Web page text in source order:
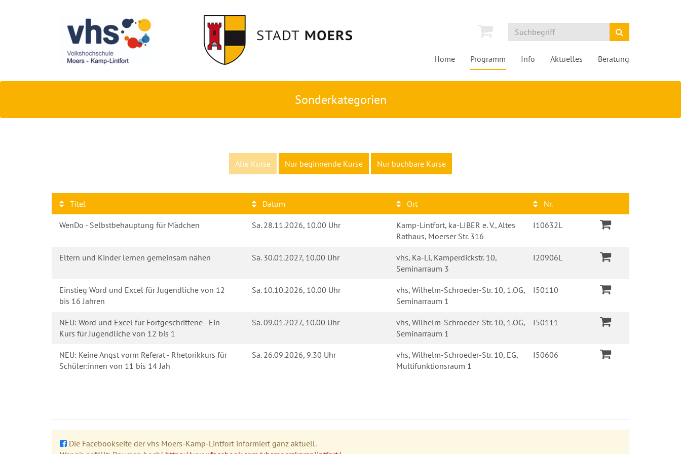
Home Programm Info Aktuelles Beratung
Sonderkategorien
Alle Kurse Nur beginnende Kurse Nur buchbare Kurse
Titel Datum Ort Nr.
WenDo - Selbstbehauptung für Mädchen Sa.28.11.2026, 10.00 Uhr
Kamp-Lintfort, ka-LIBER e. V., Altes
Rathaus, Moerser Str. 316
I10632L
Eltern und Kinder lernen gemeinsam nähen Sa.30.01.2027, 10.00 Uhr
vhs, Ka-Li, Kamperdickstr. 10,
Seminarraum 3
I20906L
Einstieg Word und Excel für Jugendliche von 12
bis 16 Jahren
Sa.10.10.2026, 10.00 Uhr
vhs, Wilhelm-Schroeder-Str. 10, 1.OG,
Seminarraum 1
I50110
NEU: Word und Excel für Fortgeschrittene - Ein
Kurs für Jugendliche von 12 bis 1
Sa.09.01.2027, 10.00 Uhr
vhs, Wilhelm-Schroeder-Str. 10, 1.OG,
Seminarraum 1
I50111
NEU: Keine Angst vorm Referat - Rhetorikkurs für
Schüler:innen von 11 bis 14 Jah
Sa.26.09.2026, 9.30 Uhr
vhs, Wilhelm-Schroeder-Str. 10, EG,
Multifunktionsraum 1
I50606
Die Facebookseite der vhs Moers-Kamp-Lintfort informiert ganz aktuell.